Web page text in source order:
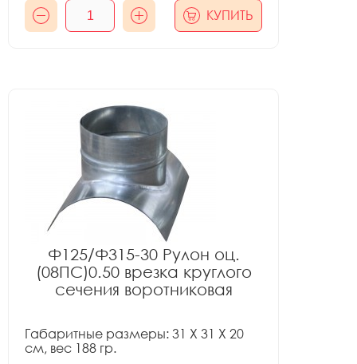
КУПИТЬ
Ф125/Ф315-30 Рулон оц.
(08ПС)0.50 врезка круглого
сечения воротниковая
Габаритные размеры: 31 X 31 X 20
см, вес 188 гр.